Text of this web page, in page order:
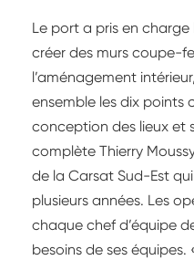
service haut de
entièrement deux de
et de Beaulieu-sur-
l’attention portée à
été permanente.
Le port a pris en
créer des murs coupe-
l’aménagement
ensemble les dix points
conception des lieux et
complète Thierry
de la Carsat Sud-Est
plusieurs années. Les
chaque chef d’équipe
besoins de ses équipes.